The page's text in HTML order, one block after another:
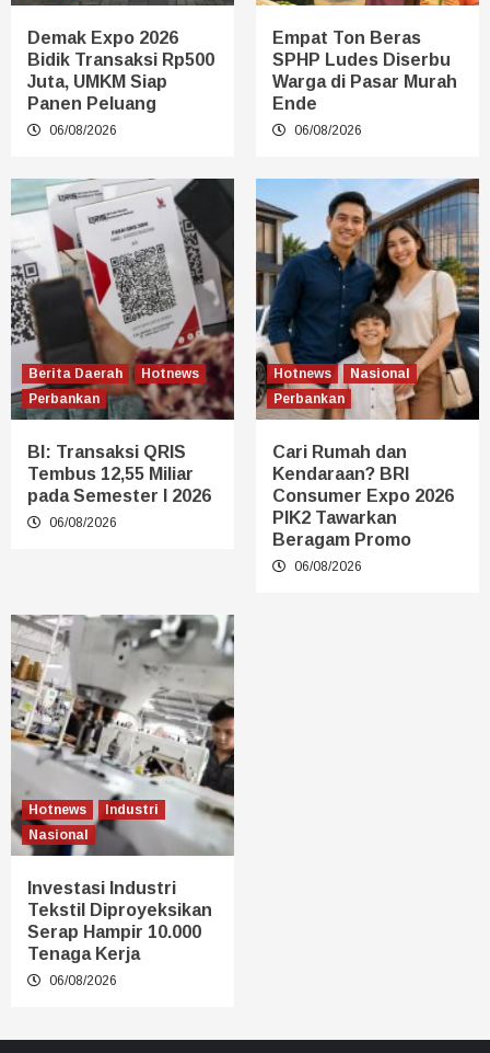
Demak Expo 2026
Bidik Transaksi Rp500
Juta, UMKM Siap
Panen Peluang
06/08/2026
Empat Ton Beras
SPHP Ludes Diserbu
Warga di Pasar Murah
Ende
06/08/2026
Berita Daerah
Hotnews
Perbankan
BI: Transaksi QRIS
Tembus 12,55 Miliar
pada Semester I 2026
06/08/2026
Hotnews
Nasional
Perbankan
Cari Rumah dan
Kendaraan? BRI
Consumer Expo 2026
PIK2 Tawarkan
Beragam Promo
06/08/2026
Hotnews
Industri
Nasional
Investasi Industri
Tekstil Diproyeksikan
Serap Hampir 10.000
Tenaga Kerja
06/08/2026